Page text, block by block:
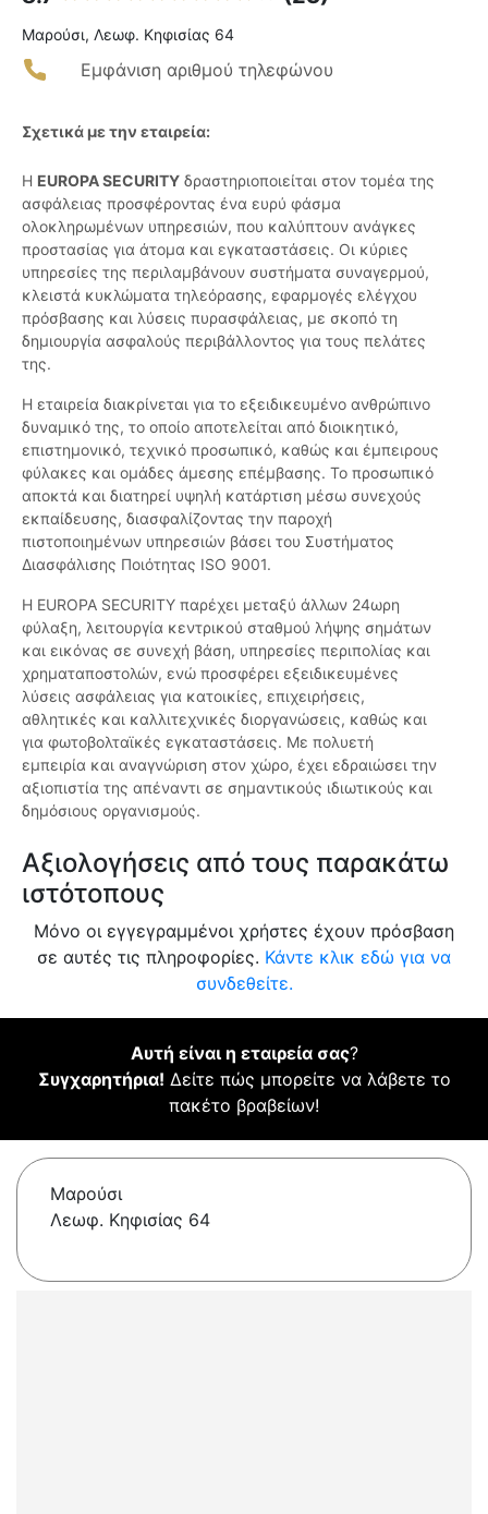
Μαρούσι, Λεωφ. Κηφισίας 64
Εμφάνιση αριθμού τηλεφώνου
Σχετικά με την εταιρεία:
Η EUROPA SECURITY δραστηριοποιείται στον τομέα της
ασφάλειας προσφέροντας ένα ευρύ φάσμα
ολοκληρωμένων υπηρεσιών, που καλύπτουν ανάγκες
προστασίας για άτομα και εγκαταστάσεις. Οι κύριες
υπηρεσίες της περιλαμβάνουν συστήματα συναγερμού,
κλειστά κυκλώματα τηλεόρασης, εφαρμογές ελέγχου
πρόσβασης και λύσεις πυρασφάλειας, με σκοπό τη
δημιουργία ασφαλούς περιβάλλοντος για τους πελάτες
της.
Η εταιρεία διακρίνεται για το εξειδικευμένο ανθρώπινο
δυναμικό της, το οποίο αποτελείται από διοικητικό,
επιστημονικό, τεχνικό προσωπικό, καθώς και έμπειρους
φύλακες και ομάδες άμεσης επέμβασης. Το προσωπικό
αποκτά και διατηρεί υψηλή κατάρτιση μέσω συνεχούς
εκπαίδευσης, διασφαλίζοντας την παροχή
πιστοποιημένων υπηρεσιών βάσει του Συστήματος
Διασφάλισης Ποιότητας ISO 9001.
Η EUROPA SECURITY παρέχει μεταξύ άλλων 24ωρη
φύλαξη, λειτουργία κεντρικού σταθμού λήψης σημάτων
και εικόνας σε συνεχή βάση, υπηρεσίες περιπολίας και
χρηματαποστολών, ενώ προσφέρει εξειδικευμένες
λύσεις ασφάλειας για κατοικίες, επιχειρήσεις,
αθλητικές και καλλιτεχνικές διοργανώσεις, καθώς και
για φωτοβολταϊκές εγκαταστάσεις. Με πολυετή
εμπειρία και αναγνώριση στον χώρο, έχει εδραιώσει την
αξιοπιστία της απέναντι σε σημαντικούς ιδιωτικούς και
δημόσιους οργανισμούς.
Αξιολογήσεις από τους παρακάτω
ιστότοπους
Μόνο οι εγγεγραμμένοι χρήστες έχουν πρόσβαση
σε αυτές τις πληροφορίες. Κάντε κλικ εδώ για να
συνδεθείτε.
Αυτή είναι η εταιρεία σας?
Συγχαρητήρια! Δείτε πώς μπορείτε να λάβετε το
πακέτο βραβείων!
Μαρούσι
Λεωφ. Κηφισίας 64